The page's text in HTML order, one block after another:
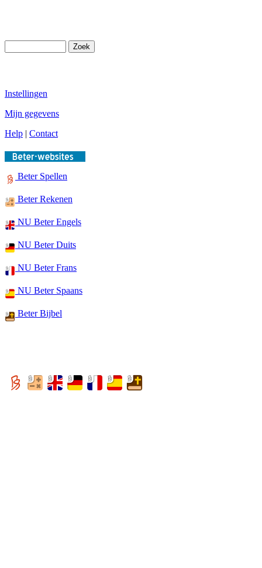
Instellingen
Mijn gegevens
Help | Contact
Beter Spellen
Beter Rekenen
NU Beter Engels
NU Beter Duits
NU Beter Frans
NU Beter Spaans
Beter Bijbel